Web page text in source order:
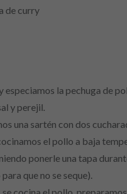
de curry
especiamos la pechuga de
y perejil.
una sartén con dos
el pollo a baja
ponerle una tapa
que no se seque).